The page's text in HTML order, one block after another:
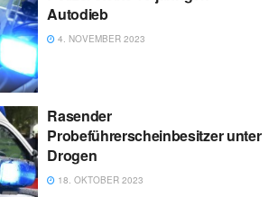
Autodieb
4. NOVEMBER 2023
Rasender
Probeführerscheinbesitzer unter
Drogen
18. OKTOBER 2023